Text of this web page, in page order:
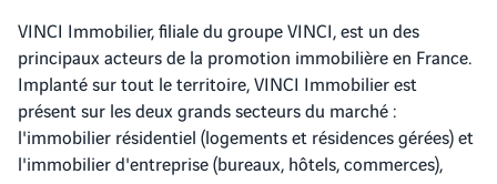
VINCI Immobilier, filiale du groupe VINCI, est un des
principaux acteurs de la promotion immobilière en France.
Implanté sur tout le territoire, VINCI Immobilier est
présent sur les deux grands secteurs du marché :
l'immobilier résidentiel (logements et résidences gérées) et
l'immobilier d'entreprise (bureaux, hôtels, commerces),